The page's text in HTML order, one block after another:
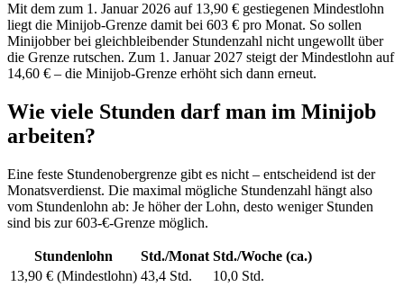
Mit dem zum 1. Januar 2026 auf 13,90 € gestiegenen Mindestlohn
liegt die Minijob-Grenze damit bei 603 € pro Monat. So sollen
Minijobber bei gleichbleibender Stundenzahl nicht ungewollt über
die Grenze rutschen. Zum 1. Januar 2027 steigt der Mindestlohn auf
14,60 € – die Minijob-Grenze erhöht sich dann erneut.
Wie viele Stunden darf man im Minijob
arbeiten?
Eine feste Stundenobergrenze gibt es nicht – entscheidend ist der
Monatsverdienst. Die maximal mögliche Stundenzahl hängt also
vom Stundenlohn ab: Je höher der Lohn, desto weniger Stunden
sind bis zur 603-€-Grenze möglich.
Stundenlohn Std./Monat Std./Woche (ca.)
13,90 € (Mindestlohn) 43,4 Std.
10,0 Std.